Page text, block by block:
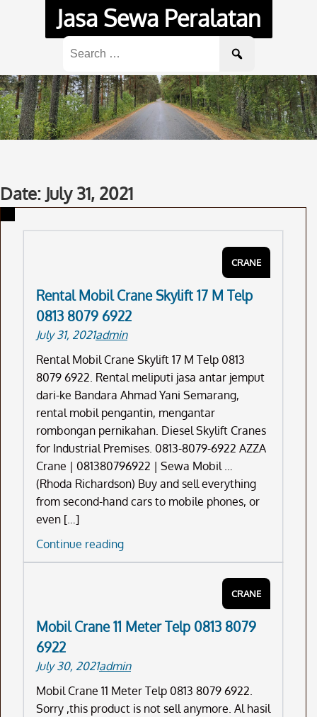
Jasa Sewa Peralatan
for:
Date: July 31, 2021
CRANE
Rental Mobil Crane Skylift 17 M Telp
0813 8079 6922
July 31, 2021admin
Rental Mobil Crane Skylift 17 M Telp 0813
8079 6922. Rental meliputi jasa antar jemput
dari-ke Bandara Ahmad Yani Semarang,
rental mobil pengantin, mengantar
rombongan pernikahan. Diesel Skylift Cranes
for Industrial Premises. 0813-8079-6922 AZZA
Crane | 081380796922 | Sewa Mobil …
(Rhoda Richardson) Buy and sell everything
from second-hand cars to mobile phones, or
even […]
Continue readingRental
Mobil
M
0813
8079
6922
CRANE
Mobil Crane 11 Meter Telp 0813 8079
6922
July 30, 2021admin
Mobil Crane 11 Meter Telp 0813 8079 6922.
Sorry ,this product is not sell anymore. Al hasil